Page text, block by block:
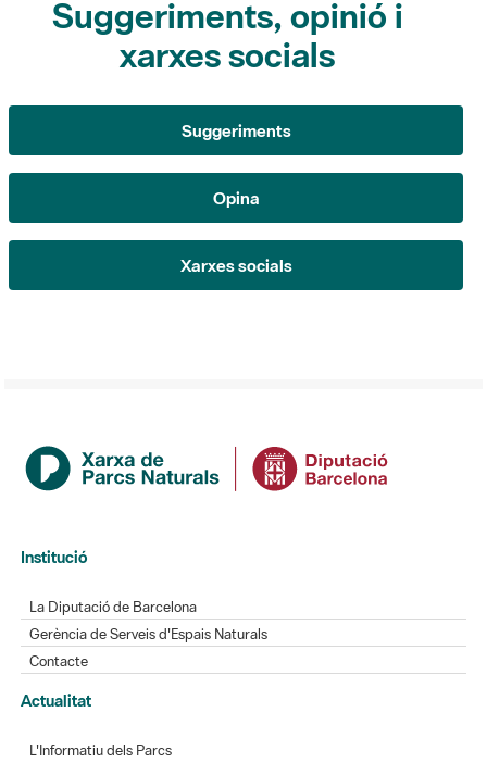
Suggeriments
Opina
Xarxes socials
Institució
Gerència de Serveis d'Espais Naturals
Actualitat
L'Informatiu dels Parcs
Gaudim als Parcs